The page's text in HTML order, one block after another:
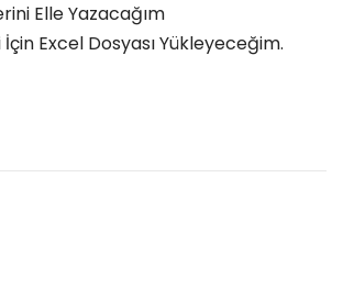
Elle Yazacağım
Excel Dosyası Yükleyeceğim.